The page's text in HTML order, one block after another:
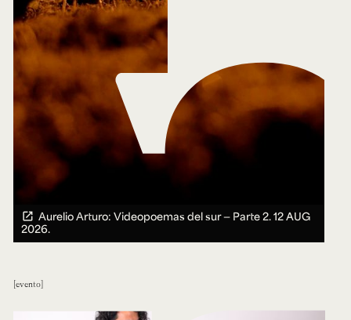
Aurelio Arturo: Videopoemas del sur — Parte 2.12 AUG
2026.
evento